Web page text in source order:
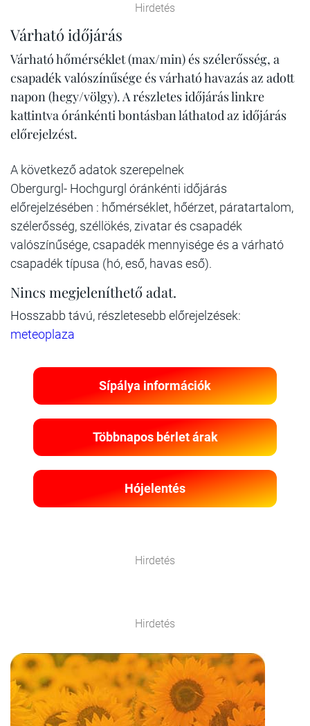
Hirdetés
Várható időjárás
Várható hőmérséklet (max/min) és szélerősség, a
csapadék valószínűsége és várható havazás az adott
napon (hegy/völgy). A részletes időjárás linkre
kattintva óránkénti bontásban láthatod az időjárás
előrejelzést.
A következő adatok szerepelnek
Obergurgl- Hochgurgl óránkénti időjárás
előrejelzésében : hőmérséklet, hőérzet, páratartalom,
szélerősség, széllökés, zivatar és csapadék
valószínűsége, csapadék mennyisége és a várható
csapadék típusa (hó, eső, havas eső).
Nincs megjeleníthető adat.
Hosszabb távú, részletesebb előrejelzések:
meteoplaza
Sípálya információk
Többnapos bérlet árak
Hójelentés
Hirdetés
Hirdetés